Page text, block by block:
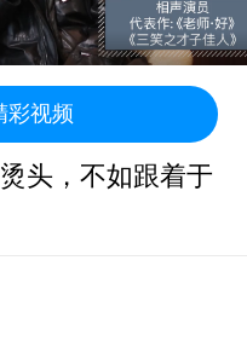
彩视频
头，不如跟着于